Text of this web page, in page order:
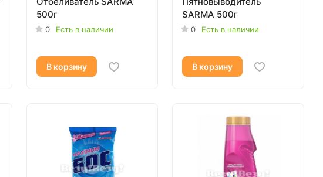
500г
0 Есть в наличии
В корзину
SARMA 500г
0 Есть в наличии
В корзину